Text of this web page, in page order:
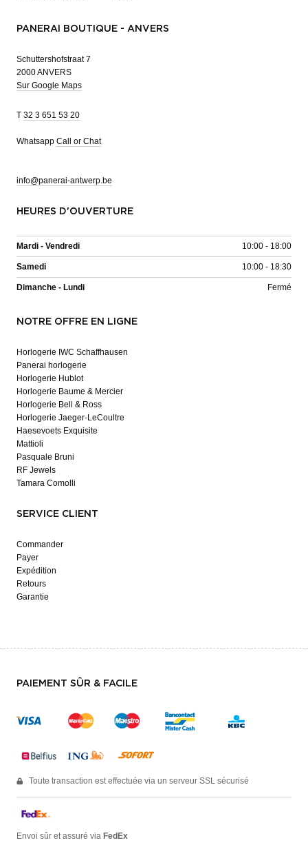
PANERAI BOUTIQUE - ANVERS
Schuttershofstraat 7
2000 ANVERS
Sur Google Maps
T 32 3 651 53 20
Whatsapp Call or Chat
info@panerai-antwerp.be
HEURES D'OUVERTURE
Mardi - Vendredi 10:00 - 18:00
Samedi 10:00 - 18:30
Dimanche - Lundi Fermé
NOTRE OFFRE EN LIGNE
Horlogerie IWC Schaffhausen
Panerai horlogerie
Horlogerie Hublot
Horlogerie Baume & Mercier
Horlogerie Bell & Ross
Horlogerie Jaeger-LeCoultre
Haesevoets Exquisite
Mattioli
Pasquale Bruni
RF Jewels
Tamara Comolli
SERVICE CLIENT
Commander
Payer
Expédition
Retours
Garantie
PAIEMENT SÛR & FACILE
Toute transaction est effectuée via un serveur SSL sécurisé
Envoi sûr et assuré via FedEx